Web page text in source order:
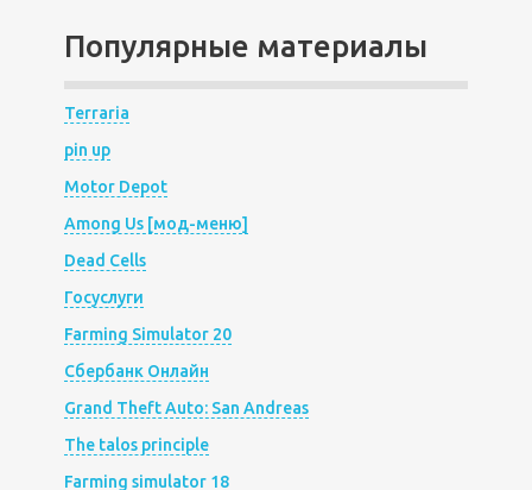
Популярные материалы
Terraria
pin up
Motor Depot
Among Us [мод-меню]
Dead Cells
Госуслуги
Farming Simulator 20
Сбербанк Онлайн
Grand Theft Auto: San Andreas
The talos principle
Farming simulator 18